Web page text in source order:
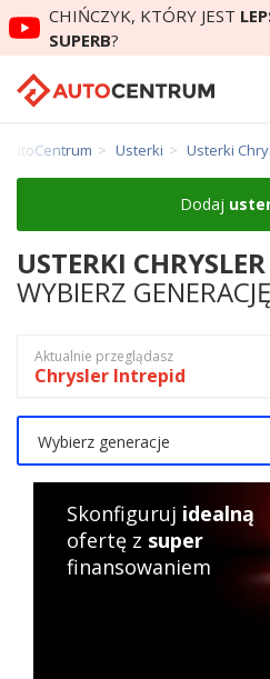
CHIŃCZYK, KTÓRY JEST
SUPERB?
AutoCentrum Usterki Usterki
Dodaj
USTERKI
WYBIERZ GENERACJĘ
Aktualnie przeglądasz
Chrysler Intrepid
Wybierz generacje
Skonfiguruj idealną
ofertę z super
finansowaniem